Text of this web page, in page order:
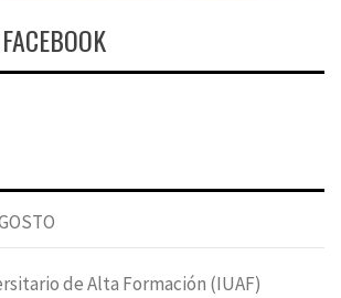
de Alta Formación (IUAF)